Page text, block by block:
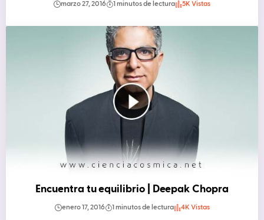
marzo 27, 2016 1 minutos de lectura 5K Vistas
Encuentra tu equilibrio | Deepak Chopra
enero 17, 2016 1 minutos de lectura 4K Vistas